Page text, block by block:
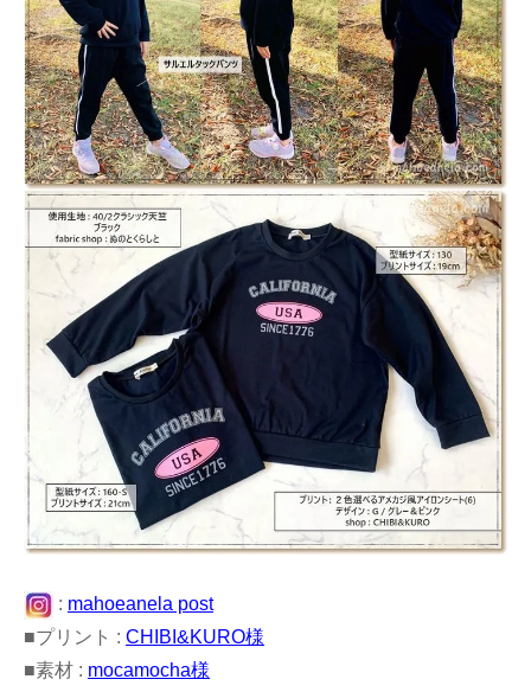
: mahoeanela post
■プリント : CHIBI&KURO様
■素材 : mocamocha様